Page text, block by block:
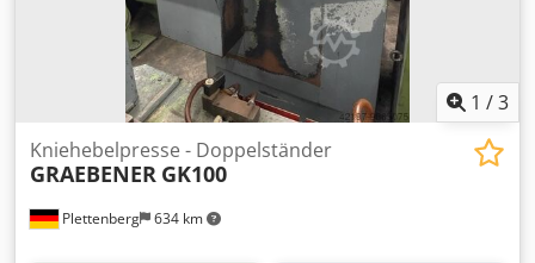
1 /3
Plettenberg 634 km
Kniehebelpresse - Doppelständer
GRAEBENER GK100